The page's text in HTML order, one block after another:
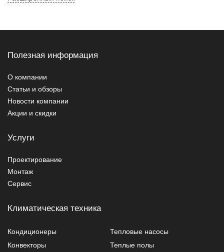
Полезная информация
О компании
Статьи и обзоры
Новости компании
Акции и скидки
Услуги
Проектирование
Монтаж
Сервис
Климатическая техника
Кондиционеры
Тепловые насосы
Конвекторы
Теплые полы